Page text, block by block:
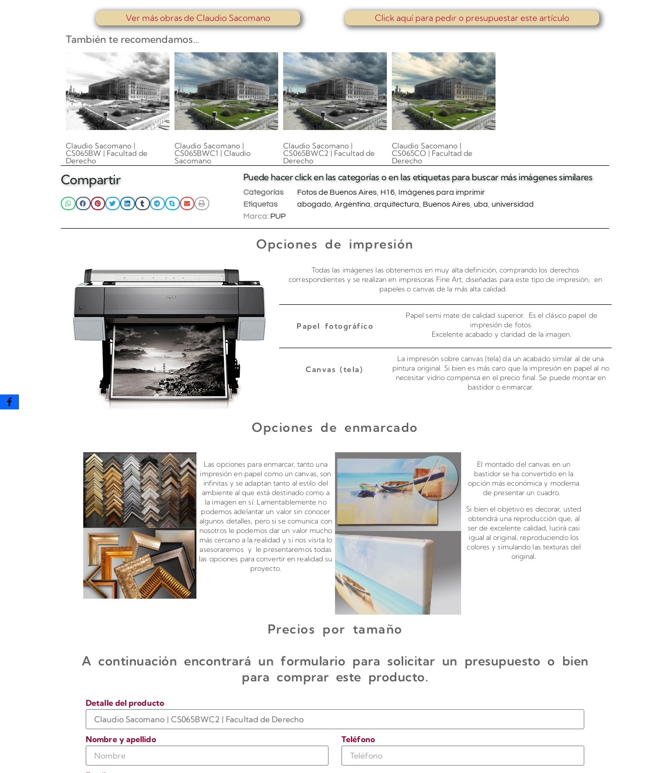
Ver más obras de Claudio Sacomano Click aquí para pedir o presupuestar este artículo
También te recomendamos…
Claudio Sacomano |
CS065BW | Facultad de
Derecho
Añadir al carrito
Claudio Sacomano |
CS065BWC1 | Claudio
Sacomano
Añadir al carrito
Claudio Sacomano |
CS065BWC2 | Facultad de
Derecho
Añadir al carrito
Claudio Sacomano |
CS065CO | Facultad de
Derecho
Añadir al carrito
Compartir Puede hacer click en las categorías o en las etiquetas para buscar más imágenes similares
Categorías Fotos de Buenos Aires, H16, Imágenes para imprimir
Etiquetas
abogado, Argentina arquitectura Buenos Aires, uba universidad
Marca: PUP
Opciones de impresión
Todas las imágenes las obtenemos en muy alta definición, comprando los derechos
correspondientes y se realizan en impresoras Fine Art, diseñadas para este tipo de impresión, en
papeles o canvas de la más alta calidad.
Papel fotográfico
Papel semi mate de calidad superior. Es el clásico papel de
impresión de fotos.
Excelente acabado y claridad de la imagen.
Canvas (tela)
La impresión sobre canvas (tela) da un acabado similar al de una
pintura original. Si bien es más caro que la impresión en papel al no
necesitar vidrio compensa en el precio final. Se puede montar en
bastidor o enmarcar.
Opciones de enmarcado
Las opciones para enmarcar, tanto una
impresión en papel como un canvas, son
infinitas y se adaptan tanto al estilo del
ambiente al que está destinado como a
la imagen en sí. Lamentablemente no
podemos adelantar un valor sin conocer
algunos detalles, pero si se comunica con
nosotros le podemos dar un valor mucho
más cercano a la realidad y si nos visita lo
asesoraremos y le presentaremos todas
las opciones para convertir en realidad su
proyecto.
El montado del canvas en un
bastidor se ha convertido en la
opción más económica y moderna
de presentar un cuadro.
Si bien el objetivo es decorar, usted
obtendrá una reproducción que, al
ser de excelente calidad, lucirá casi
igual al original, reproduciendo los
colores y simulando las texturas del
original.
Precios por tamaño
A continuación encontrará un formulario para solicitar un presupuesto o bien
para comprar este producto.
Detalle del producto
Nombre y apellido Teléfono